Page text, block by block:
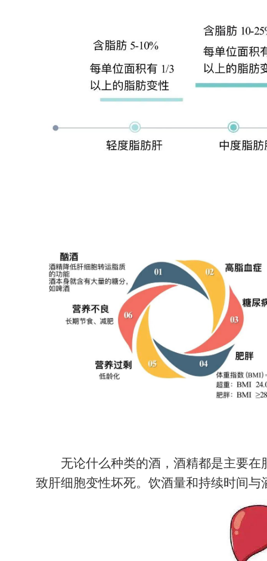
无论什么种类的酒，酒精都是主要
致肝细胞变性坏死。饮酒量和持续时间